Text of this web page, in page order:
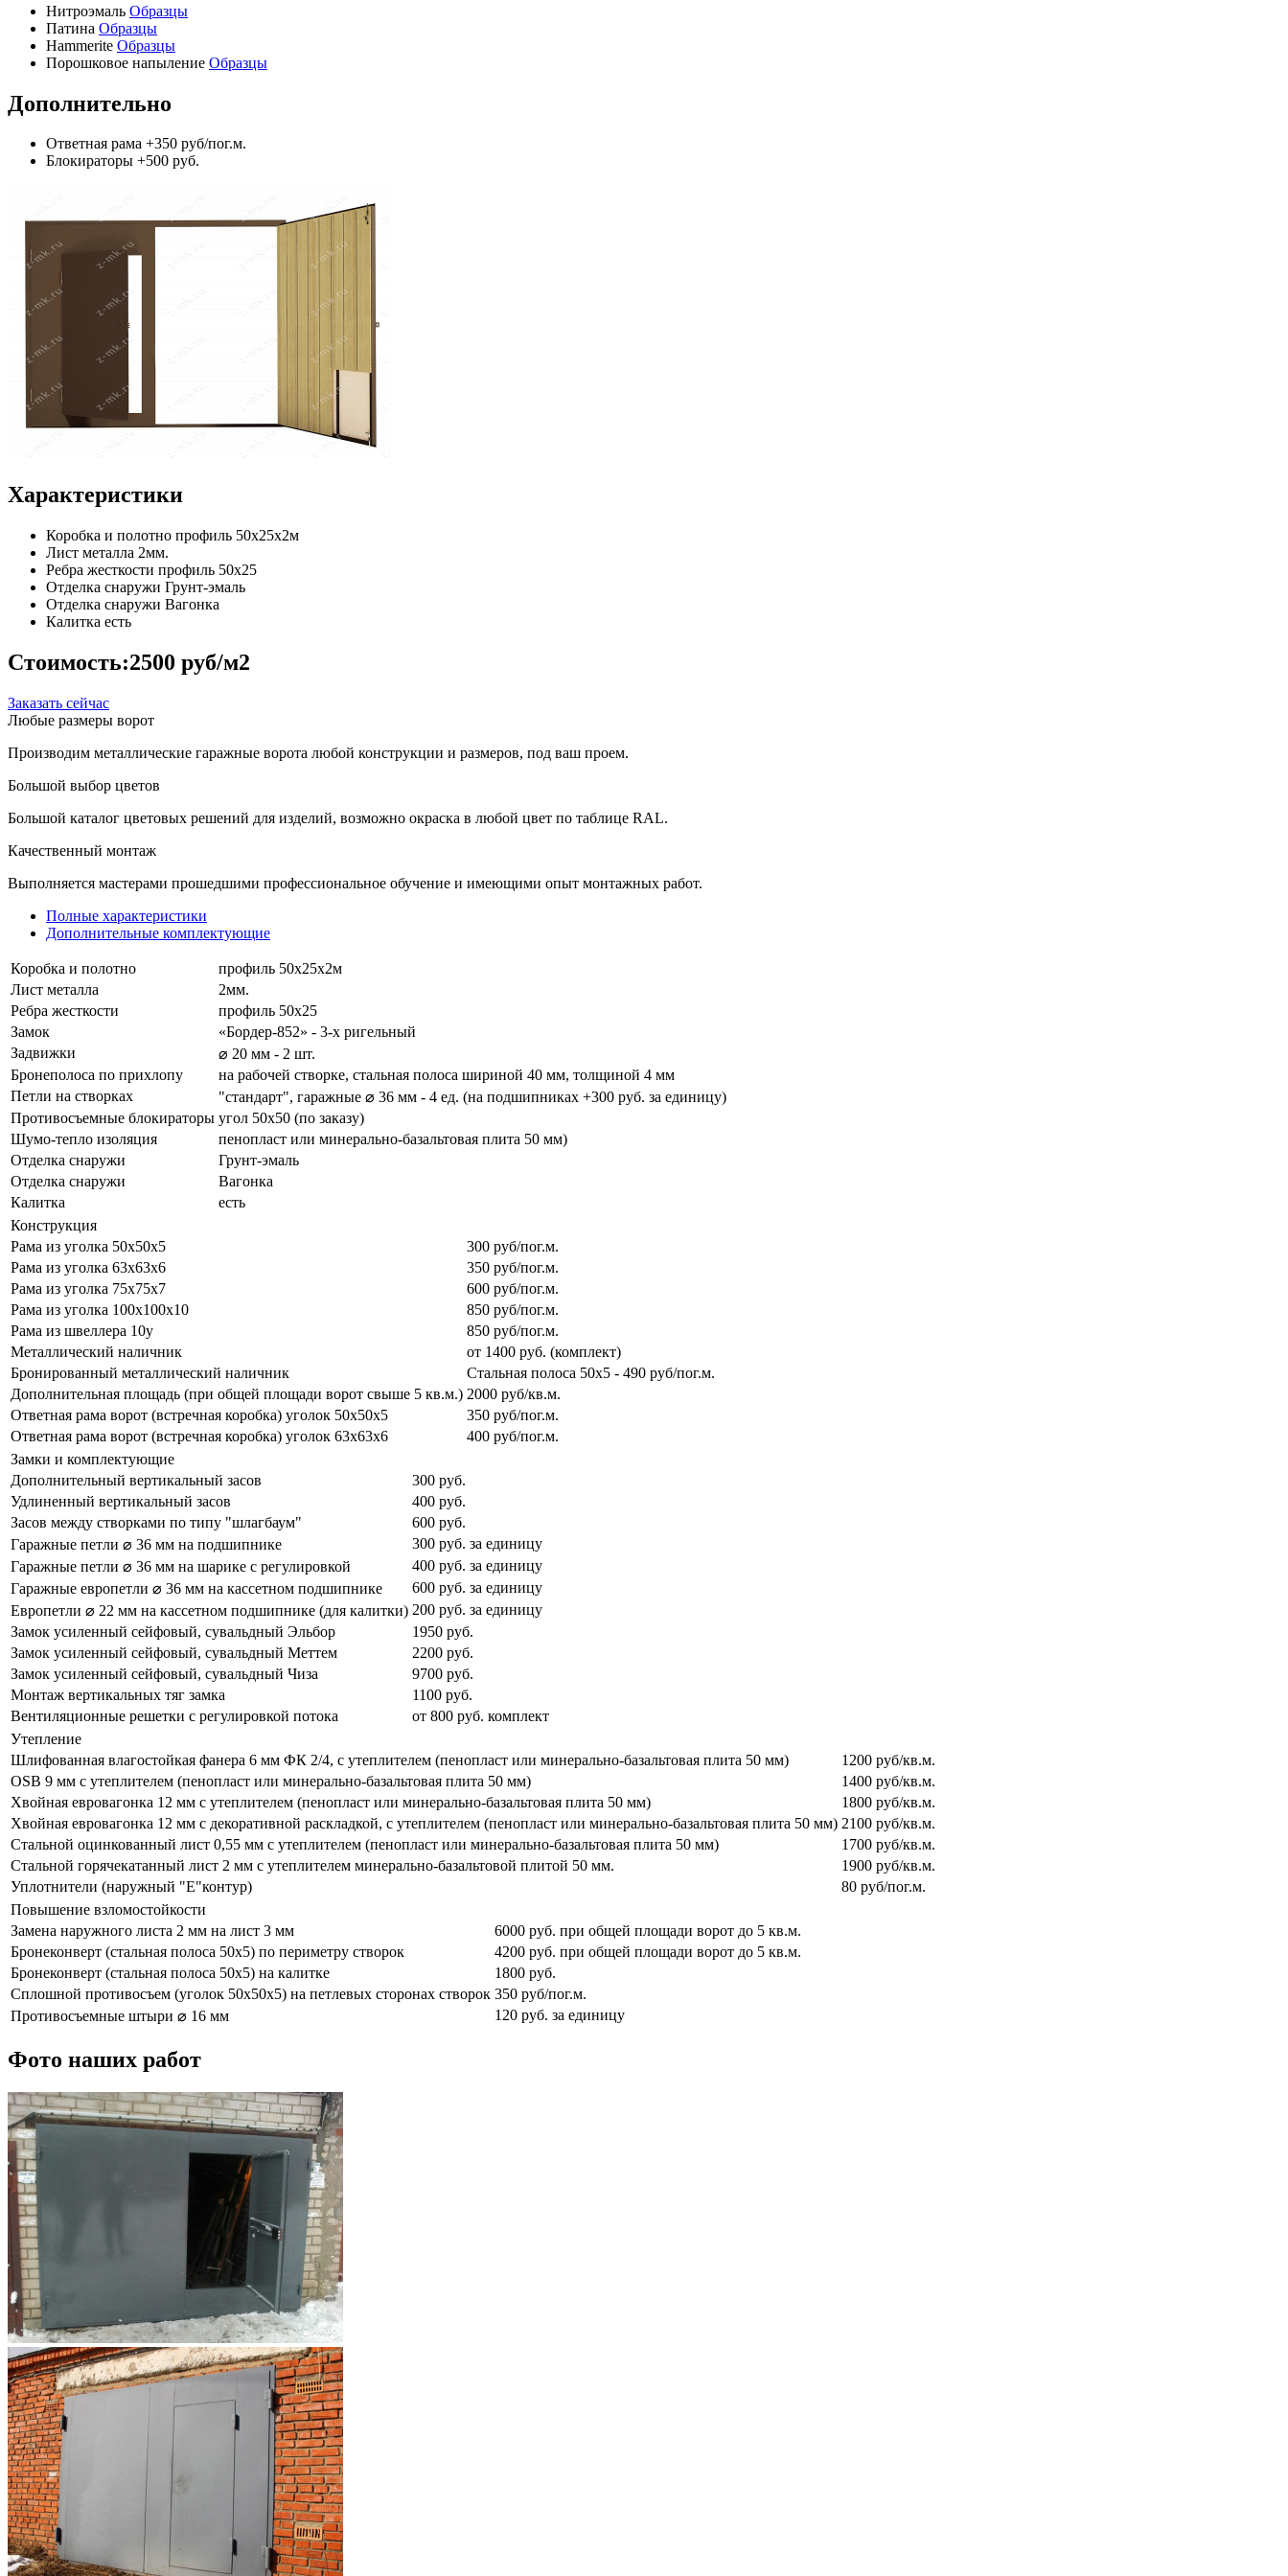
Нитроэмаль Образцы
Патина Образцы
Hammerite Образцы
Порошковое напыление Образцы
Дополнительно
Ответная рама +350 руб/пог.м.
Блокираторы +500 руб.
Характеристики
Коробка и полотно профиль 50х25х2м
Лист металла 2мм.
Ребра жесткости профиль 50х25
Отделка снаружи Грунт-эмаль
Отделка снаружи Вагонка
Калитка есть
Стоимость:2500 руб/м2
Заказать сейчас
Любые размеры ворот
Производим металлические гаражные ворота любой конструкции и размеров, под ваш проем.
Большой выбор цветов
Большой каталог цветовых решений для изделий, возможно окраска в любой цвет по таблице RAL.
Качественный монтаж
Выполняется мастерами прошедшими профессиональное обучение и имеющими опыт монтажных работ.
Полные характеристики
Дополнительные комплектующие
Коробка и полотно
профиль 50х25х2м
Лист металла
2мм.
Ребра жесткости
профиль 50х25
Замок
«Бордер-852» - 3-х ригельный
Задвижки
⌀ 20 мм - 2 шт.
Бронеполоса по прихлопу
на рабочей створке, стальная полоса шириной 40 мм, толщиной 4 мм
Петли на створках
"стандарт", гаражные ⌀ 36 мм - 4 ед. (на подшипниках +300 руб. за единицу)
Противосъемные блокираторы угол 50х50 (по заказу)
Шумо-тепло изоляция
пенопласт или минерально-базальтовая плита 50 мм)
Отделка снаружи
Грунт-эмаль
Отделка снаружи
Вагонка
Калитка
есть
Конструкция
Рама из уголка 50х50х5
300 руб/пог.м.
Рама из уголка 63х63х6
350 руб/пог.м.
Рама из уголка 75х75х7
600 руб/пог.м.
Рама из уголка 100х100х10
850 руб/пог.м.
Рама из швеллера 10у
850 руб/пог.м.
Металлический наличник
от 1400 руб. (комплект)
Бронированный металлический наличник
Стальная полоса 50х5 - 490 руб/пог.м.
Дополнительная площадь (при общей площади ворот свыше 5 кв.м.) 2000 руб/кв.м.
Ответная рама ворот (встречная коробка) уголок 50х50х5
350 руб/пог.м.
Ответная рама ворот (встречная коробка) уголок 63х63х6
400 руб/пог.м.
Замки и комплектующие
Дополнительный вертикальный засов
300 руб.
Удлиненный вертикальный засов
400 руб.
Засов между створками по типу "шлагбаум"
600 руб.
Гаражные петли ⌀ 36 мм на подшипнике
300 руб. за единицу
Гаражные петли ⌀ 36 мм на шарике с регулировкой
400 руб. за единицу
Гаражные европетли ⌀ 36 мм на кассетном подшипнике
600 руб. за единицу
Европетли ⌀ 22 мм на кассетном подшипнике (для калитки) 200 руб. за единицу
Замок усиленный сейфовый, сувальдный Эльбор
1950 руб.
Замок усиленный сейфовый, сувальдный Меттем
2200 руб.
Замок усиленный сейфовый, сувальдный Чиза
9700 руб.
Монтаж вертикальных тяг замка
1100 руб.
Вентиляционные решетки с регулировкой потока
от 800 руб. комплект
Утепление
Шлифованная влагостойкая фанера 6 мм ФК 2/4, с утеплителем (пенопласт или минерально-базальтовая плита 50 мм)
1200 руб/кв.м.
OSB 9 мм с утеплителем (пенопласт или минерально-базальтовая плита 50 мм)
1400 руб/кв.м.
Хвойная евровагонка 12 мм с утеплителем (пенопласт или минерально-базальтовая плита 50 мм)
1800 руб/кв.м.
Хвойная евровагонка 12 мм с декоративной раскладкой, с утеплителем (пенопласт или минерально-базальтовая плита 50 мм) 2100 руб/кв.м.
Стальной оцинкованный лист 0,55 мм с утеплителем (пенопласт или минерально-базальтовая плита 50 мм)
1700 руб/кв.м.
Стальной горячекатанный лист 2 мм с утеплителем минерально-базальтовой плитой 50 мм.
1900 руб/кв.м.
Уплотнители (наружный "Е"контур)
80 руб/пог.м.
Повышение взломостойкости
Замена наружного листа 2 мм на лист 3 мм
6000 руб. при общей площади ворот до 5 кв.м.
Бронеконверт (стальная полоса 50х5) по периметру створок
4200 руб. при общей площади ворот до 5 кв.м.
Бронеконверт (стальная полоса 50х5) на калитке
1800 руб.
Сплошной противосъем (уголок 50х50х5) на петлевых сторонах створок 350 руб/пог.м.
Противосъемные штыри ⌀ 16 мм
120 руб. за единицу
Фото наших работ